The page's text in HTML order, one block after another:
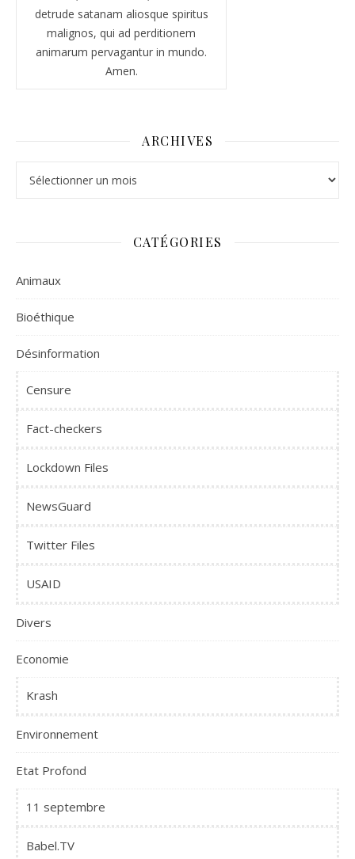
detrude satanam aliosque spiritus
malignos, qui ad perditionem
animarum pervagantur in mundo.
Amen.
ARCHIVES
CATÉGORIES
Animaux
Bioéthique
Désinformation
Censure
Fact-checkers
Lockdown Files
NewsGuard
Twitter Files
USAID
Divers
Economie
Krash
Environnement
Etat Profond
11 septembre
Babel.TV